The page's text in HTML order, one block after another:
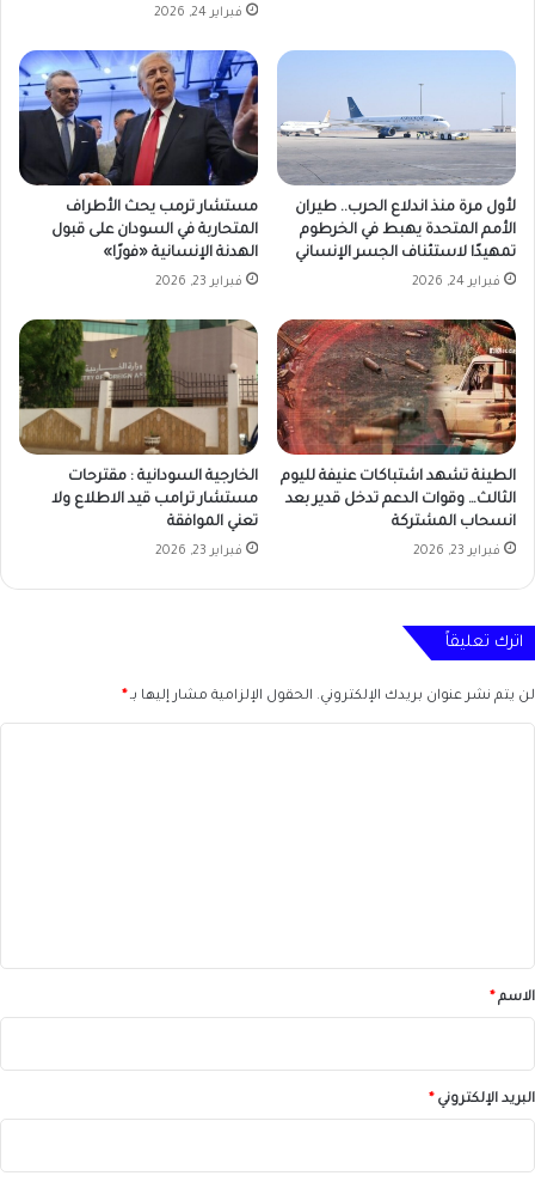
فبراير 24, 2026
لأول مرة منذ اندلاع الحرب.. طيران
الأمم المتحدة يهبط في الخرطوم
تمهيدًا لاستئناف الجسر الإنساني
فبراير 24, 2026
مستشار ترمب يحث الأطراف
المتحاربة في السودان على قبول
الهدنة الإنسانية «فورًا»
فبراير 23, 2026
الطينة تشهد اشتباكات عنيفة لليوم
الثالث… وقوات الدعم تدخل قدير بعد
انسحاب المشتركة
فبراير 23, 2026
الخارجية السودانية : مقترحات
مستشار ترامب قيد الاطلاع ولا
تعني الموافقة
فبراير 23, 2026
اترك تعليقاً
لن يتم نشر عنوان بريدك الإلكتروني. الحقول الإلزامية مشار إليها بـ*
*الاسم*
البريد الإلكتروني*